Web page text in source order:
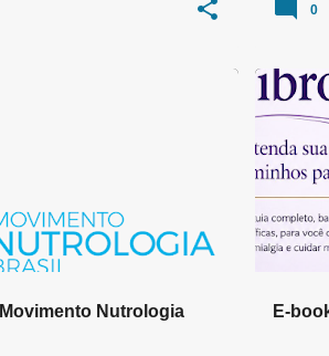
0
Nutrologia
E-